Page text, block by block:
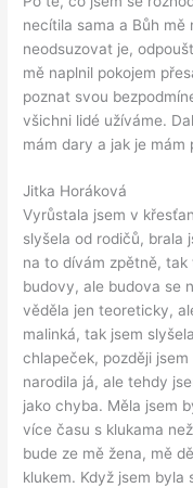
necítila sama a Bůh mě
neodsuzovat je,
mě naplnil pokojem
poznat svou
všichni lidé užíváme.
mám dary a jak je mám
Jitka Horáková
Vyrůstala jsem v
slyšela od rodičů, brala
na to dívám zpětně,
budovy, ale budova se
věděla jen teoreticky,
malinká, tak jsem
chlapeček, později
narodila já, ale tehdy
jako chyba. Měla jsem
více času s klukama
bude ze mě žena, mě
klukem. Když jsem